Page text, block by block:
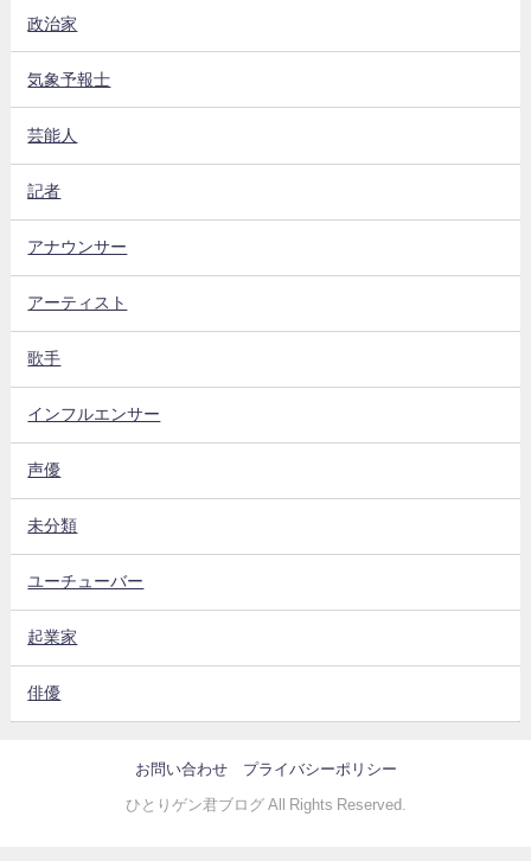
政治家
気象予報士
芸能人
記者
アナウンサー
アーティスト
歌手
インフルエンサー
声優
未分類
ユーチューバー
起業家
俳優
お問い合わせ プライバシーポリシー
ひとりゲン君ブログ All Rights Reserved.